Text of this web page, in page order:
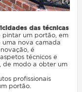
das técnicas
um portão, em
nova camada
é
técnicos e
de modo a obter um
profissionais
portão.